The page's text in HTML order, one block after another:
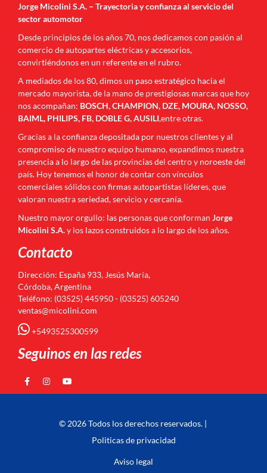
Jorge Micolini S.A. – Trayectoria y confianza al servicio del
sector automotor
Desde principios de los años 70, nos dedicamos con pasión al
comercio de autopartes eléctricas y accesorios,
convirtiéndonos en un referente en el rubro.
A mediados de los 80, dimos un paso estratégico hacia el
mercado mayorista, de la mano de prestigiosas marcas que hoy
nos acompañan: BOSCH, CHAMPION, DZE, MOURA, NOSSO,
BAIML, PHILIPS, FB, DOBLE G, AUSILI,entre otras.
Gracias a la confianza depositada por nuestros clientes y al
compromiso de nuestro equipo humano, expandimos nuestra
presencia a lo largo de las provincias del centro y noroeste del
país. Hoy tenemos el honor de contar con vínculos
comerciales sólidos con firmas autopartistas líderes, que
valoran nuestra seriedad, servicio y cercanía.
Nuestro mayor orgullo: las personas que conforman Jorge
Micolini S.A.y los lazos construidos a lo largo de los años.
Contacto
Dirección: España 933, Jesús María,
Córdoba, Argentina
Teléfono: (03525) 445950 - (03525) 605240
ventas@micolini.com
+5493525300599
Seguinos en las redes
© 2026 Todos los derechos reservados. |
Politicas de privacidad
Aviso legal